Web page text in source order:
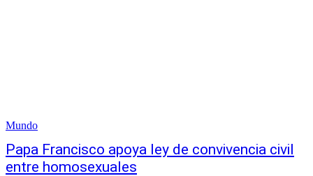
Mundo
Papa Francisco apoya ley de convivencia civil
entre homosexuales